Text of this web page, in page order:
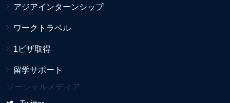
アジアインターンシップ
ワークトラベル
1ビザ取得
留学サポート
ソーシャルメディア